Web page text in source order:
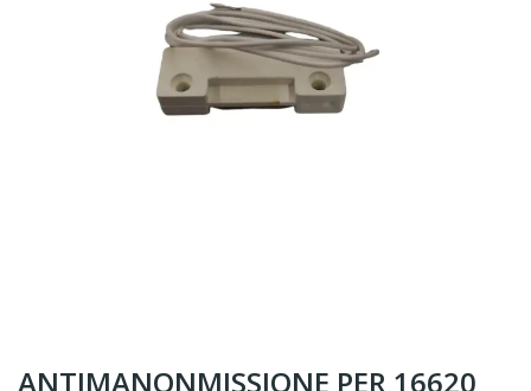
ANTIMANONMISSIONE PER 16620